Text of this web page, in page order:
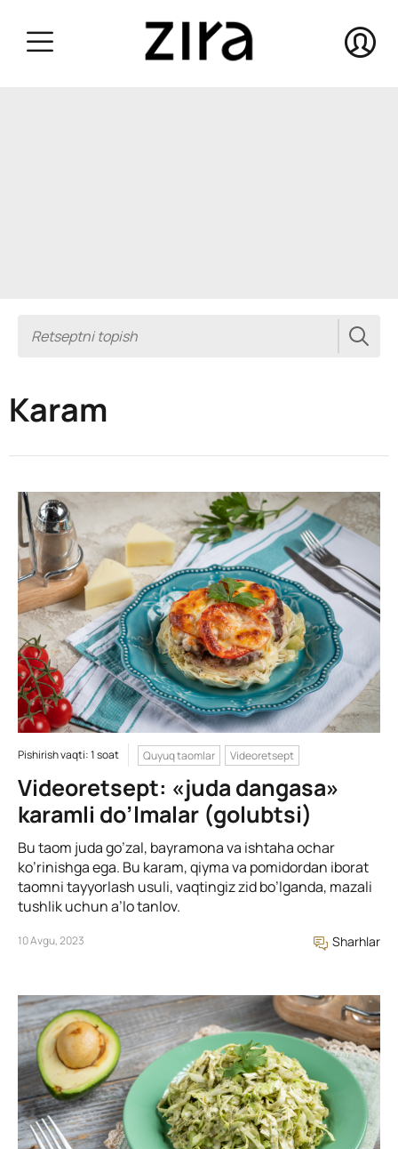
Karam
Pishirish vaqti: 1 soat Quyuq taomlar Videoretsept
Videoretsept: «juda dangasa»
karamli do’lmalar (golubtsi)
Bu taom juda go’zal, bayramona va ishtaha ochar
ko’rinishga ega. Bu karam, qiyma va pomidordan iborat
taomni tayyorlash usuli, vaqtingiz zid bo’lganda, mazali
tushlik uchun a’lo tanlov.
10 Avgu, 2023 Sharhlar